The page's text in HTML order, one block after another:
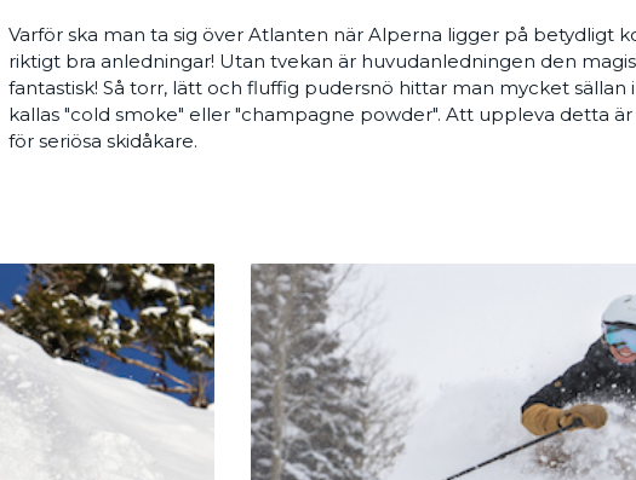
Varför ska man ta sig över Atlanten när Alperna ligger på betydligt
riktigt bra anledningar! Utan tvekan är huvudanledningen den
fantastisk! Så torr, lätt och fluffig pudersnö hittar man mycket sällan
kallas "cold smoke" eller "champagne powder". Att uppleva detta
för seriösa skidåkare.